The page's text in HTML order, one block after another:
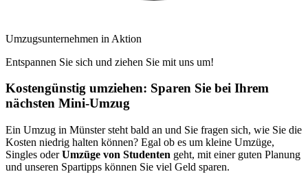
Umzugsunternehmen in Aktion
Entspannen Sie sich und ziehen Sie mit uns um!
Kostengünstig umziehen: Sparen Sie bei Ihrem
nächsten Mini-Umzug
Ein Umzug in Münster steht bald an und Sie fragen sich, wie Sie die
Kosten niedrig halten können? Egal ob es um kleine Umzüge,
Singles oderUmzüge von Studenten geht, mit einer guten Planung
und unseren Spartipps können Sie viel Geld sparen.